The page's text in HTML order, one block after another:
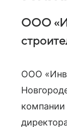
ООО
ООО
компании